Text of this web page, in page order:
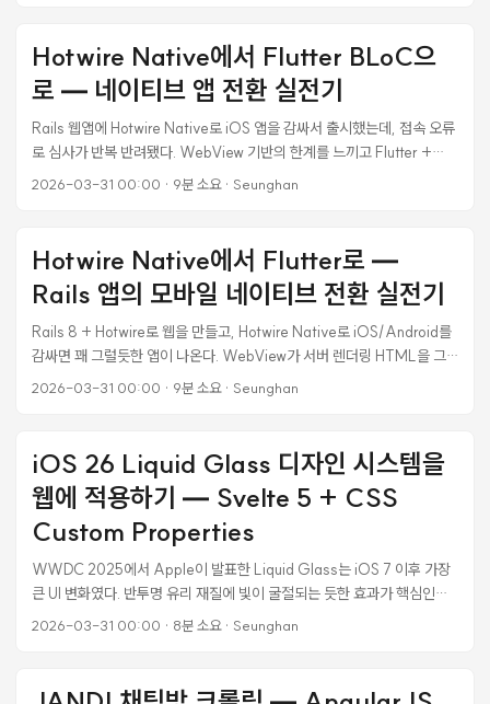
worktree at '/path/to/.worktrees/link-in-bio' 처음엔 그냥 -D 옵션
으로 강제 삭제하면 되지 않나 싶었는데, 그게 올바른 방법이 아니다.
worktree를 먼저 제거하는 게 맞다. PR이 이미 머지됐는지 확인하는 법
브랜치 정리 전에 먼저 해야 할 게 있다. 각 브랜치가 main에 이미 포함됐
는지 확인하는 것. ...
Hotwire Native에서 Flutter BLoC으
로 — 네이티브 앱 전환 실전기
Rails 웹앱에 Hotwire Native로 iOS 앱을 감싸서 출시했는데, 접속 오류
로 심사가 반복 반려됐다. WebView 기반의 한계를 느끼고 Flutter +
BLoC 패턴으로 순수 네이티브 전환을 결정했다. 이 글은 실제로 웹앱을
얇은 네이티브 셸을 씌우는 구조다. Turbo Navigator가 URL 기반으로
네비게이션을 처리하고, Bridge Component로 네이티브 UI를 부분적으
로 제어한다. 웹 개발자 입장에서는 최소 비용으로 앱을 만들 수 있어서 매
력적이다. ...
2026-03-31 00:00 · 9분 소요· Seunghan
Hotwire Native에서 Flutter로 —
Rails 앱의 모바일 네이티브 전환 실전기
Rails 8 + Hotwire로 웹을 만들고, Hotwire Native로 iOS/Android를
감싸면 꽤 그럴듯한 앱이 나온다. WebView가 서버 렌더링 HTML을 그
대로 보여주니 코드 한 벌로 3플랫폼을 커버할 수 있다. 실제로 이 방식으
고, WebView 특유의 뚝뚝 끊기는 느낌이 있었다. 결국 Flutter로 풀 네이
티브 전환을 결정했고, 설계부터 프로덕션 배포까지 약 2주 만에 끝냈다.
그 과정을 정리한다. ...
2026-03-31 00:00 · 9분 소요· Seunghan
iOS 26 Liquid Glass 디자인 시스템을
웹에 적용하기 — Svelte 5 + CSS
Custom Properties
WWDC 2025에서 Apple이 발표한 Liquid Glass는 iOS 7 이후 가장
큰 UI 변화였다. 반투명 유리 재질에 빛이 굴절되는 듯한 효과가 핵심인데,
이걸 실제 웹 프로젝트에 적용해봤다. Figma Community Kit에서 디자
는 전 과정을 정리한다. 결론부터 말하면, iOS 26 디자인 시스템은 웹에서
2026-03-31 00:00 · 8분 소요· Seunghan